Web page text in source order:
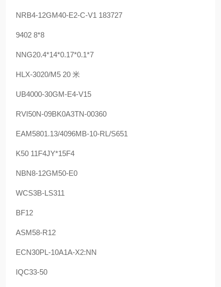
NRB4-12GM40-E2-C-V1 183727
9402 8*8
NNG20.4*14*0.17*0.1*7
HLX-3020/M5 20 米
UB4000-30GM-E4-V15
RVI50N-09BK0A3TN-00360
EAM5801.13/4096MB-10-RL/S651
K50 11F4JY*15F4
NBN8-12GM50-E0
WCS3B-LS311
BF12
ASM58-R12
ECN30PL-10A1A-X2:NN
IQC33-50